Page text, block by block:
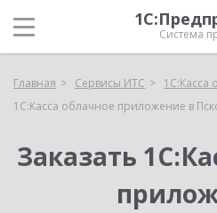
Система
Главная Сервисы ИТС
1С:Касса
1С:Касса облачное приложение в
Заказать